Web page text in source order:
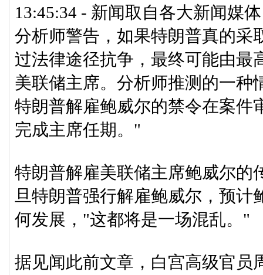
13:45:34 - 新闻取自各大新闻媒
分析师警告，如果特朗普真的采
过法律途径抗争，最终可能由最
美联储主席。分析师推测的一种
特朗普解雇鲍威尔的禁令在案件
完成主席任期。"
特朗普解雇美联储主席鲍威尔的
旦特朗普强行解雇鲍威尔，预计
何发展，"这都将是一场混乱。"
据见闻此前文章，白宫高级官员